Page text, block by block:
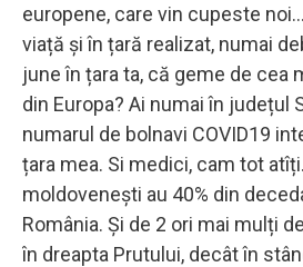
europene, care vin cupeste
viață și în țară realizat, numai
june în țara ta, că geme de cea
din Europa? Ai numai în județul
numarul de bolnavi COVID19
țara mea. Si medici, cam tot
moldovenești au 40% din
România. Și de 2 ori mai mulți
în dreapta Prutului, decât în